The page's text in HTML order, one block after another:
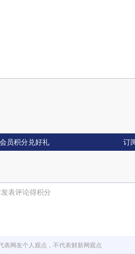
员积分兑好礼 订
发表评论得积分
表网友个人观点，不代表财新网观点